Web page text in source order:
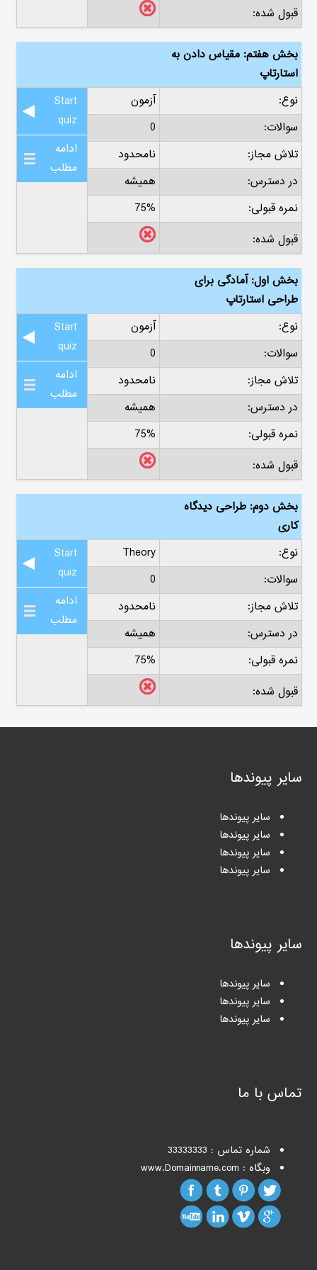
قبول شده:
بخش هفتم: مقیاس دادن به
استارتاپ
نوع:
آزمون
Start
quiz
ادامه
مطلب
سوالات:
0
تلاش مجاز:
نامحدود
در دسترس:
همیشه
نمره قبولی:
75%
قبول شده:
بخش اول: آمادگی برای
طراحی استارتاپ
نوع:
آزمون
Start
quiz
ادامه
مطلب
سوالات:
0
تلاش مجاز:
نامحدود
در دسترس:
همیشه
نمره قبولی:
75%
قبول شده:
بخش دوم: طراحی دیدگاه
کاری
نوع:
Theory
Start
quiz
ادامه
مطلب
سوالات:
0
تلاش مجاز:
نامحدود
در دسترس:
همیشه
نمره قبولی:
75%
قبول شده:
سایر پیوندها
سایر پیوندها
سایر پیوندها
سایر پیوندها
سایر پیوندها
سایر پیوندها
سایر پیوندها
سایر پیوندها
سایر پیوندها
تماس با ما
شماره تماس : 33333333
وبگاه : www.Domainname.com